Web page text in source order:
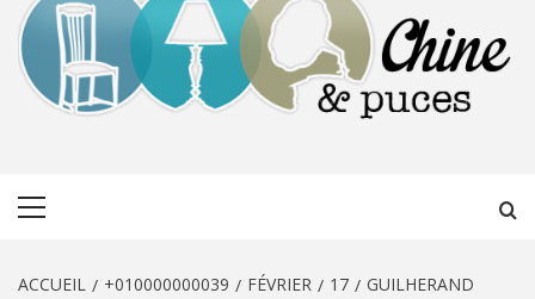
ACCUEIL +010000000039 FÉVRIER 17
GUILHERAND